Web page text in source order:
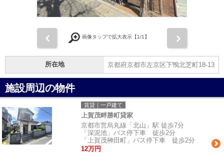
画像タップで拡大表示【1/1】
所在地 京都府京都市左京区下鴨北芝町18-13
施設周辺の物件
賃貸｜一戸建て
上賀茂畔勝町貸家
京都市営烏丸線「北山」駅 徒歩7分
「深泥池」バス停下車 徒歩2分
「上賀茂榊田町」バス停下車 徒歩2分
12万円